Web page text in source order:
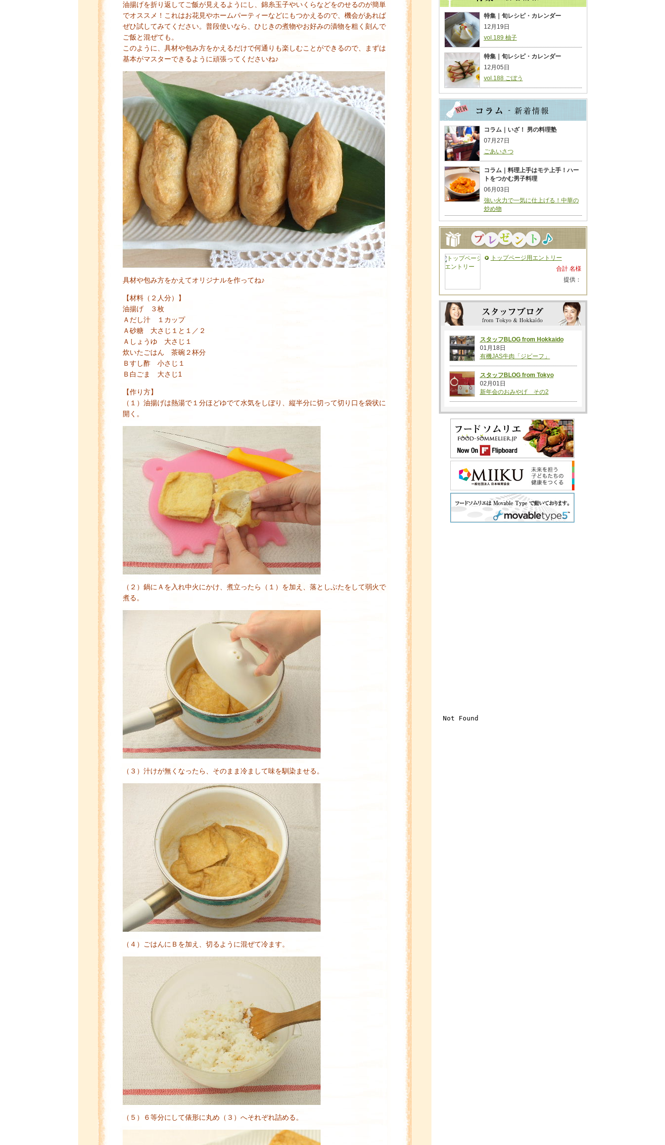
油揚げを折り返してご飯が見えるようにし、錦糸玉子やいくらなどをのせるのが簡単
でオススメ！これはお花見やホームパーティーなどにもつかえるので、機会があれば
ぜひ試してみてください。普段使いなら、ひじきの煮物やお好みの漬物を粗く刻んで
ご飯と混ぜても。
このように、具材や包み方をかえるだけで何通りも楽しむことができるので、まずは
基本がマスターできるように頑張ってくださいね♪
具材や包み方をかえてオリジナルを作ってね♪
【材料（２人分）】
油揚げ ３枚
Ａだし汁 １カップ
Ａ砂糖 大さじ１と１／２
Ａしょうゆ 大さじ１
炊いたごはん 茶碗２杯分
Ｂすし酢 小さじ１
Ｂ白ごま 大さじ1
【作り方】
（１）油揚げは熱湯で１分ほどゆでて水気をしぼり、縦半分に切って切り口を袋状に
開く。
（２）鍋にＡを入れ中火にかけ、煮立ったら（１）を加え、落としぶたをして弱火で
煮る。
（３）汁けが無くなったら、そのまま冷まして味を馴染ませる。
（４）ごはんにＢを加え、切るように混ぜて冷ます。
（５）６等分にして俵形に丸め（３）へそれぞれ詰める。
特集｜旬レシピ・カレンダー
12月19日
vol.189 柚子
特集｜旬レシピ・カレンダー
12月05日
vol.188 ごぼう
コラム｜いざ！ 男の料理塾
07月27日
ごあいさつ
コラム｜料理上手はモテ上手！ハー
トをつかむ男子料理
06月03日
強い火力で一気に仕上げる！中華の
炒め物
トップページ用エントリー
合計 名様
提供：
スタッフBLOG from Hokkaido
01月18日
有機JAS牛肉「ジビーフ」
スタッフBLOG from Tokyo
02月01日
新年会のおみやげ その2